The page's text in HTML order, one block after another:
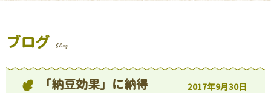
ブログ blog
「納豆効果」に納得 2017年9月30日